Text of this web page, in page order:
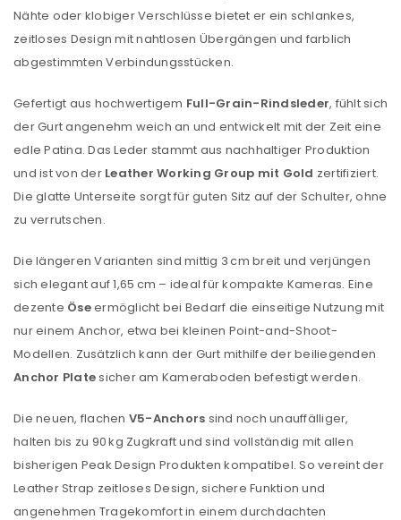
Benutzername oder E-Mail-Adresse
Nähte oder klobiger Verschlüsse bietet er ein schlankes,
zeitloses Design mit nahtlosen Übergängen und farblich
abgestimmten Verbindungsstücken.
Gefertigt aus hochwertigem Full-Grain-Rindsleder, fühlt sich
der Gurt angenehm weich an und entwickelt mit der Zeit eine
edle Patina. Das Leder stammt aus nachhaltiger Produktion
und ist von der Leather Working Group mit Gold zertifiziert.
Die glatte Unterseite sorgt für guten Sitz auf der Schulter, ohne
zu verrutschen.
Die längeren Varianten sind mittig 3 cm breit und verjüngen
sich elegant auf 1,65 cm – ideal für kompakte Kameras. Eine
dezente Öseermöglicht bei Bedarf die einseitige Nutzung mit
nur einem Anchor, etwa bei kleinen Point-and-Shoot-
Modellen. Zusätzlich kann der Gurt mithilfe der beiliegenden
Anchor Platesicher am Kameraboden befestigt werden.
Die neuen, flachen V5-Anchors sind noch unauffälliger,
halten bis zu 90 kg Zugkraft und sind vollständig mit allen
bisherigen Peak Design Produkten kompatibel. So vereint der
Leather Strap zeitloses Design, sichere Funktion und
angenehmen Tragekomfort in einem durchdachten